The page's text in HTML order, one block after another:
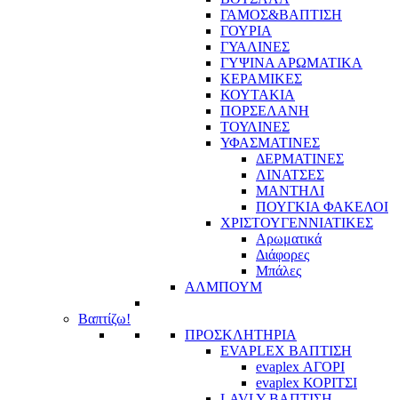
ΓΑΜΟΣ&ΒΑΠΤΙΣΗ
ΓΟΥΡΙΑ
ΓΥΑΛΙΝΕΣ
ΓΥΨΙΝΑ ΑΡΩΜΑΤΙΚΑ
ΚΕΡΑΜΙΚΕΣ
ΚΟΥΤΑΚΙΑ
ΠΟΡΣΕΛΑΝΗ
ΤΟΥΛΙΝΕΣ
ΥΦΑΣΜΑΤΙΝΕΣ
ΔΕΡΜΑΤΙΝΕΣ
ΛΙΝΑΤΣΕΣ
ΜΑΝΤΗΛΙ
ΠΟΥΓΚΙΑ ΦΑΚΕΛΟΙ
ΧΡΙΣΤΟΥΓΕΝΝΙΑΤΙΚΕΣ
Αρωματικά
Διάφορες
Μπάλες
ΑΛΜΠΟΥΜ
Βαπτίζω!
ΠΡΟΣΚΛΗΤΗΡΙΑ
EVAPLEX ΒΑΠΤΙΣΗ
evaplex ΑΓΟΡΙ
evaplex ΚΟΡΙΤΣΙ